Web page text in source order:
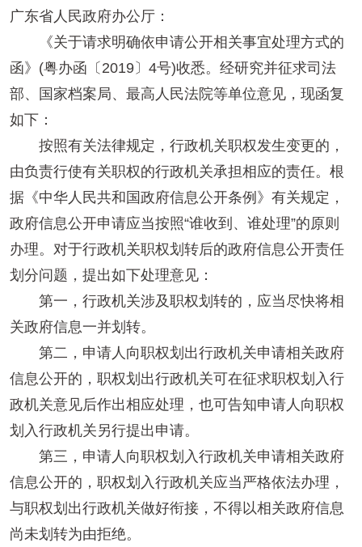
广东省人民政府办公厅：
《关于请求明确依申请公开相关事宜处理方式的
函》(粤办函〔2019〕4号)收悉。经研究并征求司法
部、国家档案局、最高人民法院等单位意见，现函复
如下：
按照有关法律规定，行政机关职权发生变更的，
由负责行使有关职权的行政机关承担相应的责任。根
据《中华人民共和国政府信息公开条例》有关规定，
政府信息公开申请应当按照“谁收到、谁处理”的原则
办理。对于行政机关职权划转后的政府信息公开责任
划分问题，提出如下处理意见：
第一，行政机关涉及职权划转的，应当尽快将相
关政府信息一并划转。
第二，申请人向职权划出行政机关申请相关政府
信息公开的，职权划出行政机关可在征求职权划入行
政机关意见后作出相应处理，也可告知申请人向职权
划入行政机关另行提出申请。
第三，申请人向职权划入行政机关申请相关政府
信息公开的，职权划入行政机关应当严格依法办理，
与职权划出行政机关做好衔接，不得以相关政府信息
尚未划转为由拒绝。